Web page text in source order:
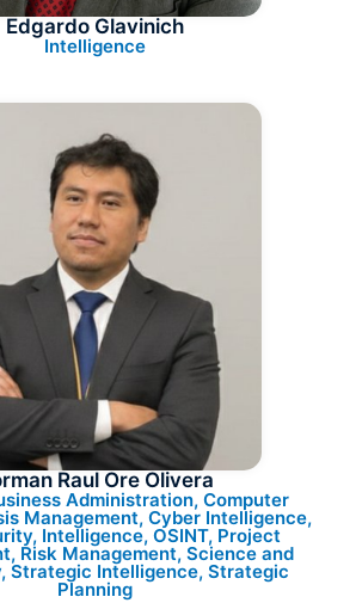
Edgardo Glavinich
Intelligence
Raul Ore Olivera
Administration, Computer
Management, Cyber Intelligence,
Intelligence, OSINT, Project
Risk Management, Science and
Strategic Intelligence, Strategic
Planning